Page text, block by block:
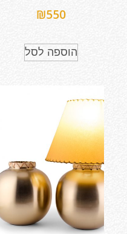
₪550
הוספה לסל